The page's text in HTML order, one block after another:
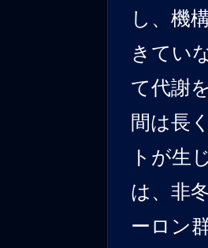
し、機
きてい
て代謝
間は長
トが生
は、非
ーロン